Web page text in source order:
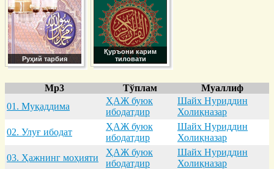
Руҳий тарбия
Қуръони карим
тиловати
Mp3 Тўплам
Муаллиф
01. Муқaддимa
ҲАЖ буюк
ибодатдир
Шайх Нуриддин
Холиқназар
02. Улуғ ибодaт
ҲАЖ буюк
ибодатдир
Шайх Нуриддин
Холиқназар
03. Ҳaжнинг моҳияти
ҲАЖ буюк
ибодатдир
Шайх Нуриддин
Холиқназар